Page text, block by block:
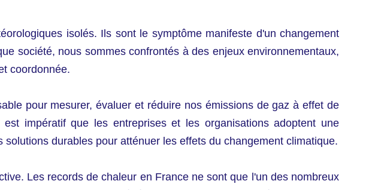
isolés. Ils sont le symptôme manifeste d'un changement
société, nous sommes confrontés à des enjeux environnementaux,
coordonnée.
pour mesurer, évaluer et réduire nos émissions de gaz à effet de
impératif que les entreprises et les organisations adoptent une
durables pour atténuer les effets du changement climatique.
Les records de chaleur en France ne sont que l'un des nombreux